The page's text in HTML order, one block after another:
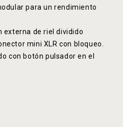
para un rendimiento
externa de riel dividido
mini XLR con bloqueo.
con botón pulsador en el